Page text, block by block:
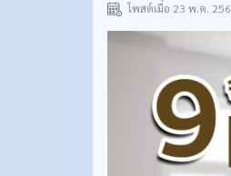
โพสต์เมื่อ 23 พ.ค.